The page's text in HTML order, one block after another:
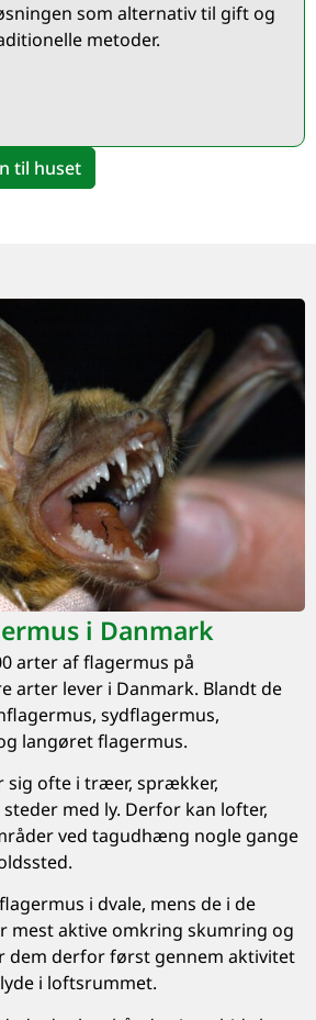
som alternativ til gift og
metoder.
til huset
i Danmark
arter af flagermus på
arter lever i Danmark. Blandt de
sydflagermus,
langøret flagermus.
sig ofte i træer, sprækker,
med ly. Derfor kan lofter,
ved tagudhæng nogle gange
i dvale, mens de i de
mest aktive omkring skumring og
dem derfor først gennem aktivitet
i loftsrummet.